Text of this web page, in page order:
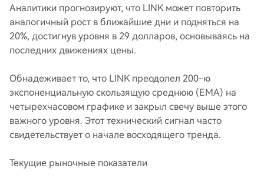
Аналитики прогнозируют, что LINK может повторить
аналогичный рост в ближайшие дни и подняться на
20%, достигнув уровня в 29 долларов, основываясь на
последних движениях цены.
Обнадеживает то, что LINK преодолел 200-ю
экспоненциальную скользящую среднюю (EMA) на
четырехчасовом графике и закрыл свечу выше этого
важного уровня. Этот технический сигнал часто
свидетельствует о начале восходящего тренда.
Текущие рыночные показатели